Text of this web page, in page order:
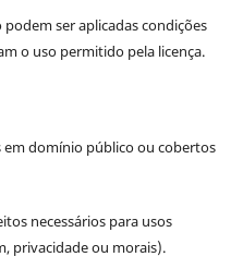
podem ser aplicadas condições
o uso permitido pela licença.
em domínio público ou cobertos
necessários para usos
privacidade ou morais).